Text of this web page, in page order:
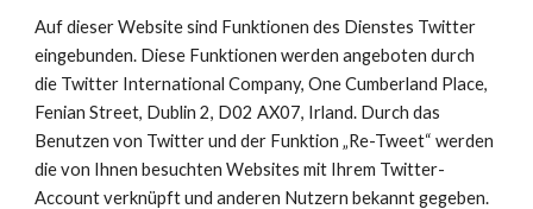
Auf dieser Website sind Funktionen des Dienstes Twitter
eingebunden. Diese Funktionen werden angeboten durch
die Twitter International Company, One Cumberland Place,
Fenian Street, Dublin 2, D02 AX07, Irland. Durch das
Benutzen von Twitter und der Funktion „Re-Tweet“ werden
die von Ihnen besuchten Websites mit Ihrem Twitter-
Account verknüpft und anderen Nutzern bekannt gegeben.